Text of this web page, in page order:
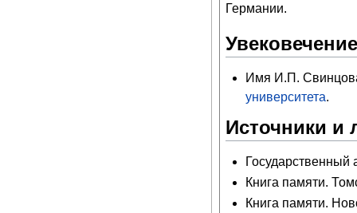
Германии.
Имя И.П.
университета.
Источники и
Книга памяти.
Книга памяти.